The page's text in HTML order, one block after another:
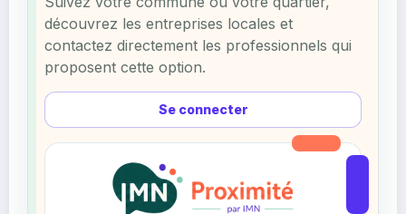
Se connecter
découvrez les entreprises locales et
contactez directement les professionnels qui
proposent cette option.